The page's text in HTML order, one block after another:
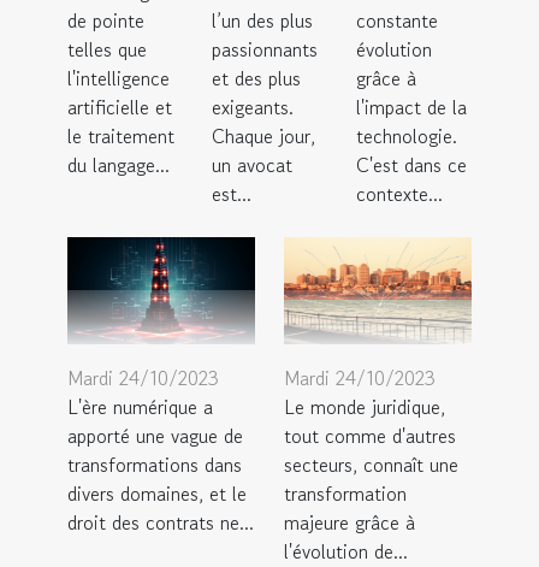
de pointe
telles que
l'intelligence
artificielle et
le traitement
du langage...
l’un des plus
passionnants
et des plus
exigeants.
Chaque jour,
un avocat
est...
constante
évolution
grâce à
l'impact de la
technologie.
C'est dans ce
contexte...
Mardi 24/10/2023
L'ère numérique a
apporté une vague de
transformations dans
divers domaines, et le
droit des contrats ne...
Mardi 24/10/2023
Le monde juridique,
tout comme d'autres
secteurs, connaît une
transformation
majeure grâce à
l'évolution de...